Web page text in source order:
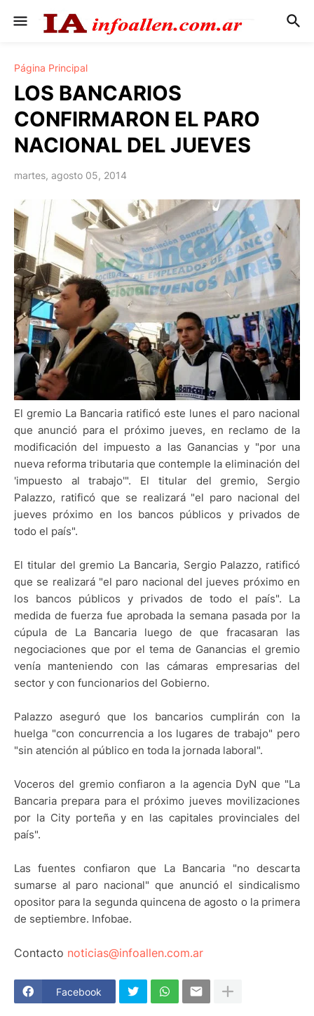
Página Principal
LOS BANCARIOS
CONFIRMARON EL PARO
NACIONAL DEL JUEVES
martes, agosto 05, 2014
El gremio La Bancaria ratificó este lunes el paro nacional
que anunció para el próximo jueves, en reclamo de la
modificación del impuesto a las Ganancias y "por una
nueva reforma tributaria que contemple la eliminación del
'impuesto al trabajo'". El titular del gremio, Sergio
Palazzo, ratificó que se realizará "el paro nacional del
jueves próximo en los bancos públicos y privados de
todo el país".
El titular del gremio La Bancaria, Sergio Palazzo, ratificó
que se realizará "el paro nacional del jueves próximo en
los bancos públicos y privados de todo el país". La
medida de fuerza fue aprobada la semana pasada por la
cúpula de La Bancaria luego de que fracasaran las
negociaciones que por el tema de Ganancias el gremio
venía manteniendo con las cámaras empresarias del
sector y con funcionarios del Gobierno.
Palazzo aseguró que los bancarios cumplirán con la
huelga "con concurrencia a los lugares de trabajo" pero
"sin atención al público en toda la jornada laboral".
Voceros del gremio confiaron a la agencia DyN que "La
Bancaria prepara para el próximo jueves movilizaciones
por la City porteña y en las capitales provinciales del
país".
Las fuentes confiaron que La Bancaria "no descarta
sumarse al paro nacional" que anunció el sindicalismo
opositor para la segunda quincena de agosto o la primera
de septiembre. Infobae.
Contacto noticias@infoallen.com.ar
Facebook